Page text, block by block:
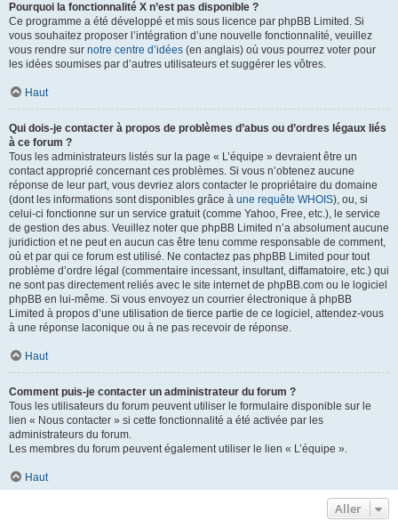
Pourquoi la fonctionnalité X n’est pas disponible ?
Ce programme a été développé et mis sous licence par phpBB Limited. Si
vous souhaitez proposer l’intégration d’une nouvelle fonctionnalité, veuillez
vous rendre sur notre centre d’idées (en anglais) où vous pourrez voter pour
les idées soumises par d’autres utilisateurs et suggérer les vôtres.
Haut
Qui dois-je contacter à propos de problèmes d’abus ou d’ordres légaux liés
à ce forum ?
Tous les administrateurs listés sur la page « L’équipe » devraient être un
contact approprié concernant ces problèmes. Si vous n’obtenez aucune
réponse de leur part, vous devriez alors contacter le propriétaire du domaine
(dont les informations sont disponibles grâce à une requête WHOIS), ou, si
celui-ci fonctionne sur un service gratuit (comme Yahoo, Free, etc.), le service
de gestion des abus. Veuillez noter que phpBB Limited n’a absolument aucune
juridiction et ne peut en aucun cas être tenu comme responsable de comment,
où et par qui ce forum est utilisé. Ne contactez pas phpBB Limited pour tout
problème d’ordre légal (commentaire incessant, insultant, diffamatoire, etc.) qui
ne sont pas directement reliés avec le site internet de phpBB.com ou le logiciel
phpBB en lui-même. Si vous envoyez un courrier électronique à phpBB
Limited à propos d’une utilisation de tierce partie de ce logiciel, attendez-vous
à une réponse laconique ou à ne pas recevoir de réponse.
Haut
Comment puis-je contacter un administrateur du forum ?
Tous les utilisateurs du forum peuvent utiliser le formulaire disponible sur le
lien « Nous contacter » si cette fonctionnalité a été activée par les
administrateurs du forum.
Les membres du forum peuvent également utiliser le lien « L’équipe ».
Haut
Aller